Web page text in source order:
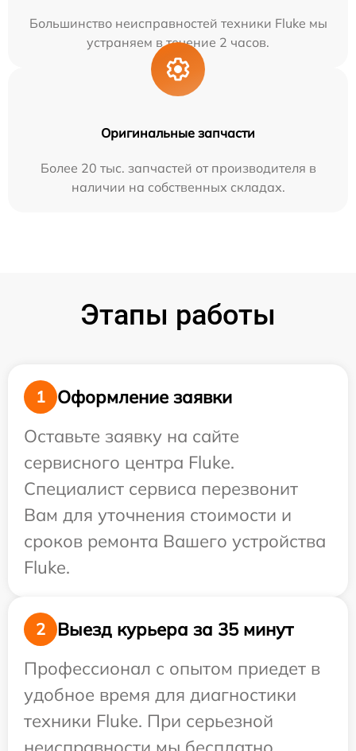
Большинство неисправностей техники Fluke мы
устраняем в течение 2 часов.
Оригинальные запчасти
Более 20 тыс. запчастей от производителя в
наличии на собственных складах.
Этапы работы
1
Оформление заявки
Оставьте заявку на сайте
сервисного центра Fluke.
Специалист сервиса перезвонит
Вам для уточнения стоимости и
сроков ремонта Вашего устройства
Fluke.
2
Выезд курьера за 35 минут
Профессионал с опытом приедет в
удобное время для диагностики
техники Fluke. При серьезной